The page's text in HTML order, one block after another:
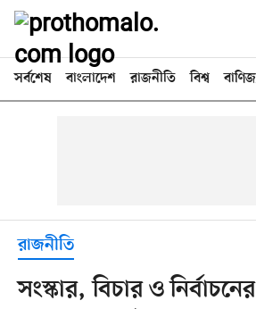
সর্বশেষ বাংলাদেশ রাজনীতি বিশ্ব
রাজনীতি
সংস্কার, বিচার ও